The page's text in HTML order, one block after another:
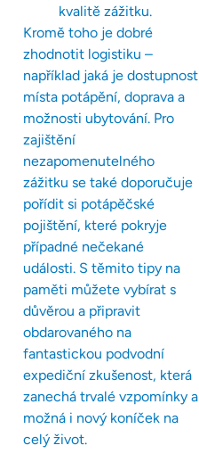
kvalitě zážitku.
Kromě toho je dobré
zhodnotit logistiku –
například jaká je dostupnost
místa potápění, doprava a
možnosti ubytování. Pro
zajištění
nezapomenutelného
zážitku se také doporučuje
pořídit si potápěčské
pojištění, které pokryje
případné nečekané
události. S těmito tipy na
paměti můžete vybírat s
důvěrou a připravit
obdarovaného na
fantastickou podvodní
expediční zkušenost, která
zanechá trvalé vzpomínky a
možná i nový koníček na
celý život.